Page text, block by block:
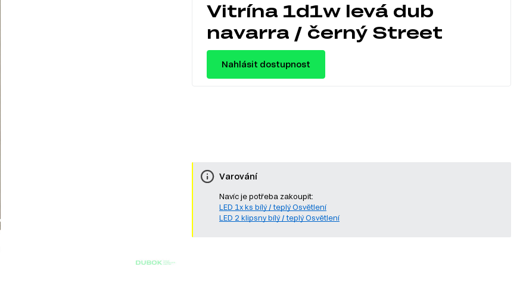
Vitrína 1d1w levá dub
navarra / černý Street
Nahlásit dostupnost
Varování
Navíc je potřeba zakoupit:
LED 1x ks bílý / teplý Osvětlení
LED 2 klipsny bílý / teplý Osvětlení